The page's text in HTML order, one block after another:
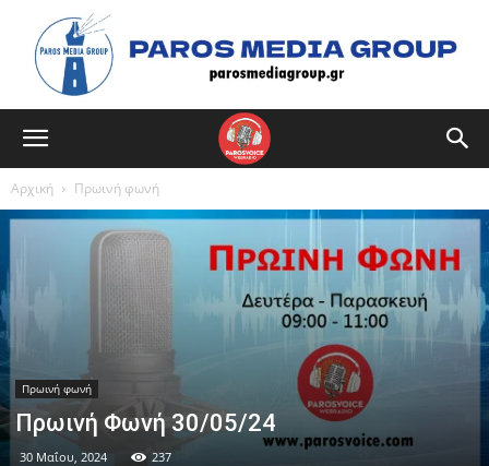
Αρχική Πρωινή φωνή
Πρωινή φωνή
Πρωινή Φωνή 30/05/24
30 Μαΐου, 2024 237